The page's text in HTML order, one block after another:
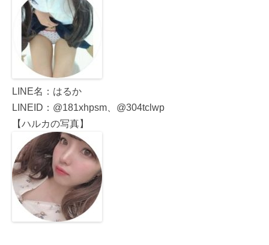
LINE名：はるか
LINEID：@181xhpsm、@304tclwp
【ハルカの写真】